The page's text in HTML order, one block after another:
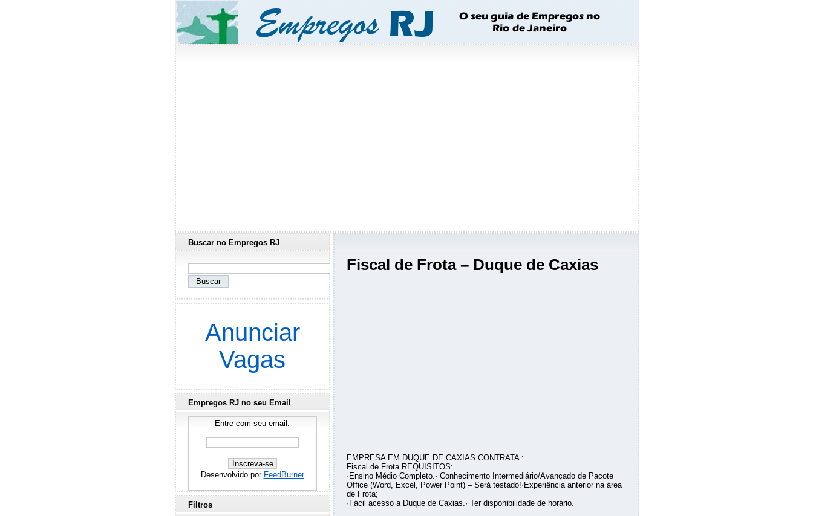
Fiscal de Frota – Duque de Caxias
EMPRESA EM DUQUE DE CAXIAS CONTRATA :
Fiscal de Frota REQUISITOS:
·Ensino Médio Completo.· Conhecimento Intermediário/Avançado de Pacote
Office (Word, Excel, Power Point) – Será testado!·Experiência anterior na área
de Frota;
·Fácil acesso a Duque de Caxias.· Ter disponibilidade de horário.
Buscar no Empregos RJ
Anunciar
Vagas
Empregos RJ no seu Email
Entre com seu email:
Desenvolvido por FeedBurner
Filtros